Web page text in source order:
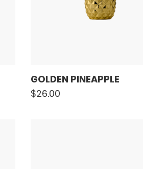
GOLDEN PINEAPPLE
$26.00